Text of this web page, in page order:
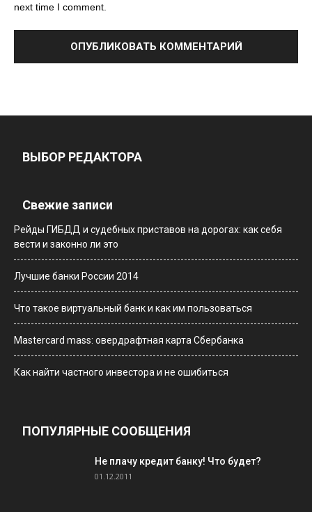
next time I comment.
ВЫБОР РЕДАКТОРА
Свежие записи
Рейды ГИБДД и судебных приставов на дорогах: как себя
вести и законно ли это
Лучшие банки России 2014
Что такое виртуальный банк и как им пользоваться
Мastercard mass: овердрафтная карта Сбербанка
Как найти частного инвестора и не ошибиться
ПОПУЛЯРНЫЕ СООБЩЕНИЯ
Не плачу кредит банку! Что будет?
01.12.2011